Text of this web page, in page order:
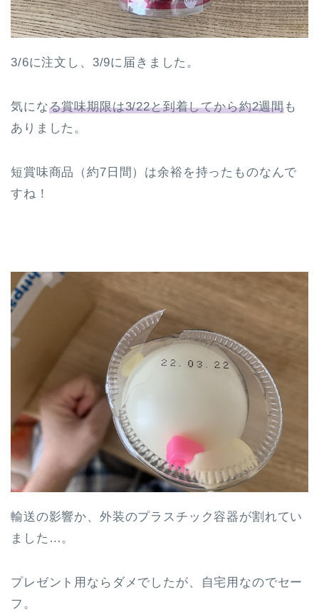
3/6に注文し、3/9に届きました。
気になる賞味期限は3/22と到着してから約2週間も
ありました。
短賞味商品（約7日間）は余裕を持ったものなんで
すね！
輸送の影響か、外装のプラスチック容器が割れてい
ました…。
プレゼント用ならダメでしたが、自宅用なのでセー
フ。